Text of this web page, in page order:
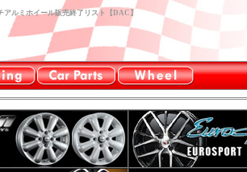
ルミホイール販売終了リスト【DAC】